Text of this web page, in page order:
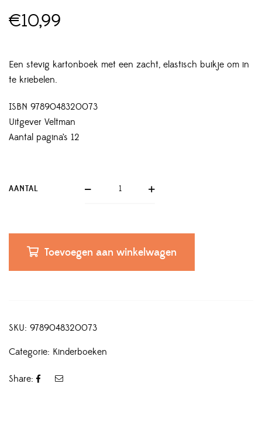
€10,99
Een stevig kartonboek met een zacht, elastisch buikje om in
te kriebelen.
ISBN 9789048320073
Uitgever Veltman
Aantal pagina’s 12
AANTAL
Toevoegen aan winkelwagen
SKU: 9789048320073
Categorie: Kinderboeken
Share: